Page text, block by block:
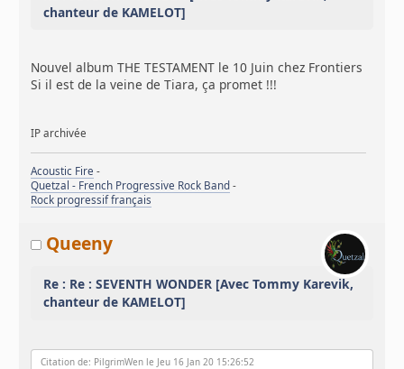
chanteur de KAMELOT]
Nouvel album THE TESTAMENT le 10 Juin chez Frontiers
Si il est de la veine de Tiara, ça promet !!!
IP archivée
Acoustic Fire -
Quetzal - French Progressive Rock Band -
Rock progressif français
Queeny
Re : Re : SEVENTH WONDER [Avec Tommy Karevik,
chanteur de KAMELOT]
Citation de: PilgrimWen le Jeu 16 Jan 20 15:26:52